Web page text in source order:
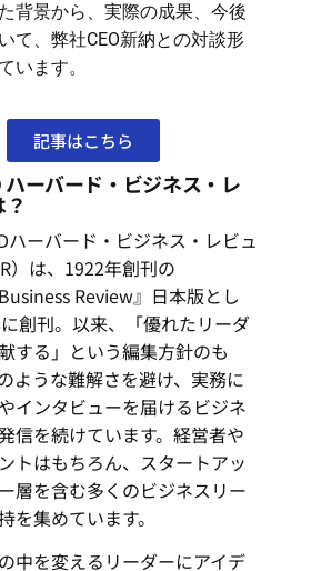
背景から、実際の成果、今後
て、弊社CEO新納との対談形
います。
記事はこちら
ーバード・ビジネス・レ
ハーバード・ビジネス・レビュ
）は、1922年創刊の
Review』日本版とし
創刊。以来、「優れたリーダ
する」という編集方針のも
ような難解さを避け、実務に
インタビューを届けるビジネ
信を続けています。経営者や
トはもちろん、スタートアッ
層を含む多くのビジネスリー
を集めています。
中を変えるリーダーにアイデ